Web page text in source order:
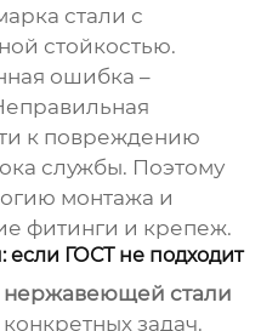
стали с
стойкостью.
ошибка –
к повреждению
службы. Поэтому
монтажа и
фитинги и крепеж.
ГОСТ не подходит
нержавеющей стали
задач.